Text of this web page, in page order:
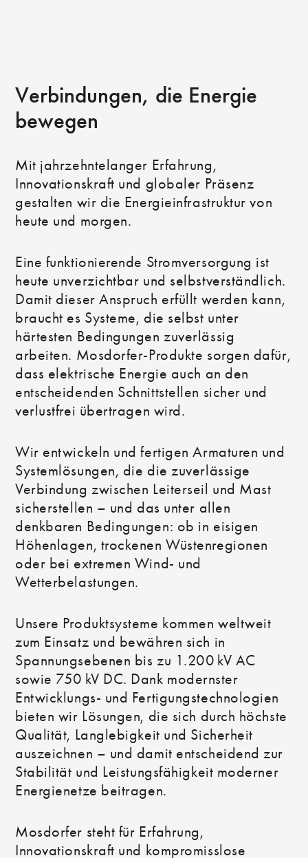
Verbindungen, die Energie
bewegen
Mit jahrzehntelanger Erfahrung,
Innovationskraft und globaler Präsenz
gestalten wir die Energieinfrastruktur von
heute und morgen.
Eine funktionierende Stromversorgung ist
heute unverzichtbar und selbstverständlich.
Damit dieser Anspruch erfüllt werden kann,
braucht es Systeme, die selbst unter
härtesten Bedingungen zuverlässig
arbeiten. Mosdorfer-Produkte sorgen dafür,
dass elektrische Energie auch an den
entscheidenden Schnittstellen sicher und
verlustfrei übertragen wird.
Wir entwickeln und fertigen Armaturen und
Systemlösungen, die die zuverlässige
Verbindung zwischen Leiterseil und Mast
sicherstellen – und das unter allen
denkbaren Bedingungen: ob in eisigen
Höhenlagen, trockenen Wüstenregionen
oder bei extremen Wind- und
Wetterbelastungen.
Unsere Produktsysteme kommen weltweit
zum Einsatz und bewähren sich in
Spannungsebenen bis zu 1.200 kV AC
sowie 750 kV DC. Dank modernster
Entwicklungs- und Fertigungstechnologien
bieten wir Lösungen, die sich durch höchste
Qualität, Langlebigkeit und Sicherheit
auszeichnen – und damit entscheidend zur
Stabilität und Leistungsfähigkeit moderner
Energienetze beitragen.
Mosdorfer steht für Erfahrung,
Innovationskraft und kompromisslose